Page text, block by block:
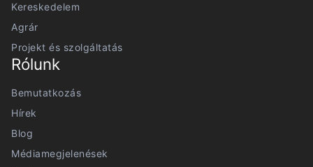
Kereskedelem
Agrár
Projekt és szolgáltatás
Rólunk
Bemutatkozás
Hírek
Blog
Médiamegjelenések